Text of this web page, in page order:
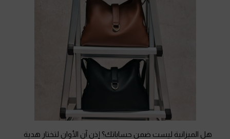
هل الميزانية ليست ضمن حساباتك؟ إذن آن الأوان لتختار هدية